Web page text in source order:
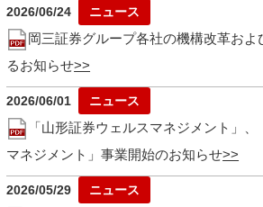
2026/06/24
岡三証券グループ各社の機構改革およ
るお知らせ
2026/06/01
「山形証券ウェルスマネジメント」
マネジメント」事業開始のお知らせ
2026/05/29